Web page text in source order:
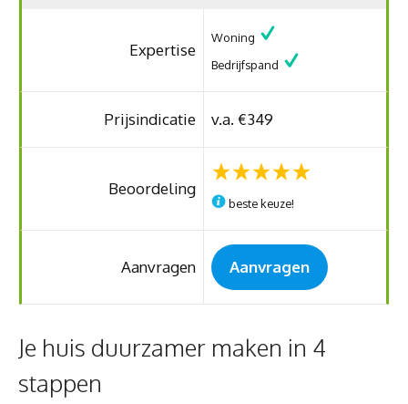
Expertise
Woning
Bedrijfspand
Prijsindicatie v.a. €349
Beoordeling
beste keuze!
Aanvragen Aanvragen
Je huis duurzamer maken in 4
stappen